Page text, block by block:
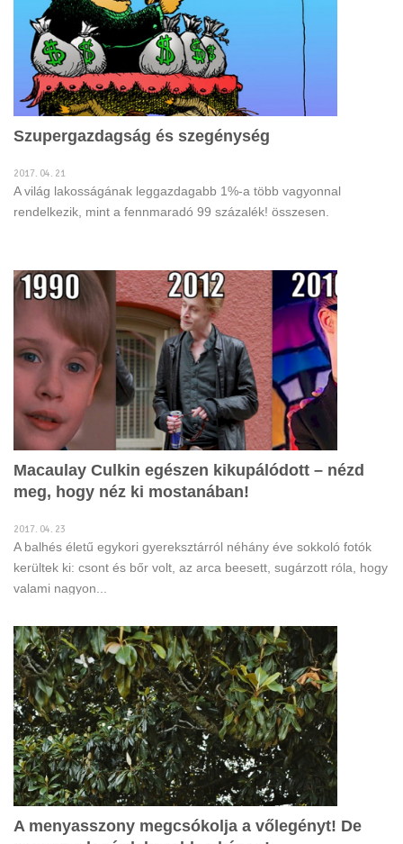
Szupergazdagság és szegénység
2017. 04. 21
A világ lakosságának leggazdagabb 1%-a több vagyonnal
rendelkezik, mint a fennmaradó 99 százalék! összesen.
Macaulay Culkin egészen kikupálódott – nézd
meg, hogy néz ki mostanában!
2017. 04. 23
A balhés életű egykori gyereksztárról néhány éve sokkoló fotók
kerültek ki: csont és bőr volt, az arca beesett, sugárzott róla, hogy
valami nagyon...
A menyasszony megcsókolja a vőlegényt! De